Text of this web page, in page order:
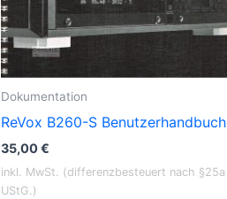
Dokumentation
ReVox B260-S Benutzerhandbuch
35,00€
inkl. MwSt. (differenzbesteuert nach §25a
UStG.)